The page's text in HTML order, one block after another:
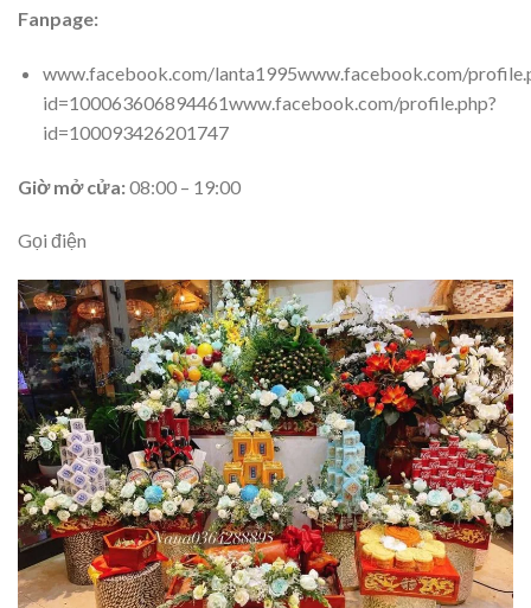
Fanpage:
www.facebook.com/lanta1995www.facebook.com/
id=100063606894461www.facebook.com/profile.php?
id=100093426201747
Giờ mở cửa:08:00 – 19:00
Gọi điện